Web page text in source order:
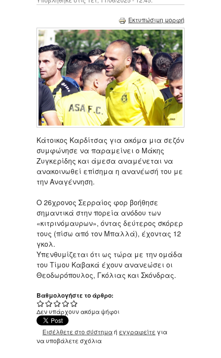
Εκτυπώσιμη μορφή
Κάτοικος Καρδίτσας για ακόμα μια σεζόν
συμφώνησε να παραμείνει ο Μάκης
Ζυγκερίδης και άμεσα αναμένεται να
ανακοινωθεί επίσημα η ανανέωσή του με
την Αναγέννηση.
Ο 26χρονος Σερραίος φορ βοήθησε
σημαντικά στην πορεία ανόδου των
«κιτρινόμαυρων», όντας δεύτερος σκόρερ
τους (πίσω από τον Μπαλλά), έχοντας 12
γκολ.
Υπενθυμίζεται ότι ως τώρα με την ομάδα
του Τίμου Καβακά έχουν ανανεώσει οι
Θεοδωρόπουλος, Γκόλιας και Σκόνδρας.
Βαθμολογήστε το άρθρο:
Δεν υπάρχουν ακόμα ψήφοι
Εισέλθετε στο σύστημαή εγγραφείτε για
να υποβάλετε σχόλια